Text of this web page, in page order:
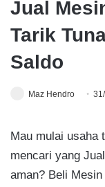
Jual
Tarik
Saldo
Maz Hendro
Mau mulai usaha
mencari yang
aman? Beli